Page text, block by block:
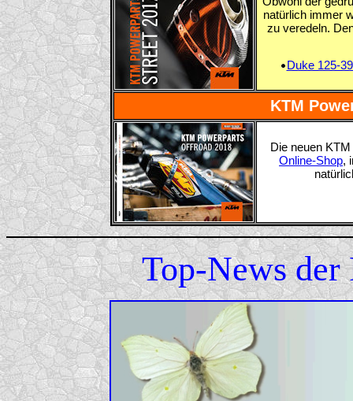
natürlich immer
zu veredeln.
Duke 125-
KTM
Die neuen
Online-Shop,
Top-News